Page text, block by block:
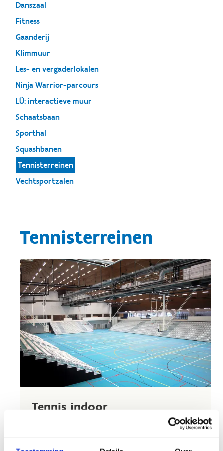
Danszaal
Fitness
Gaanderij
Klimmuur
Les- en vergaderlokalen
Ninja Warrior-parcours
LÜ: interactieve muur
Schaatsbaan
Sporthal
Squashbanen
Tennisterreinen
Vechtsportzalen
Tennisterreinen
Tennis indoor
Tennissen kan bij ons ook binnen. Wij zorgen
voor een gloednieuwe sportvloer, comfortabele